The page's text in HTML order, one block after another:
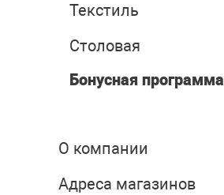
Текстиль
Столовая
Бонусная программа
О компании
Адреса магазинов